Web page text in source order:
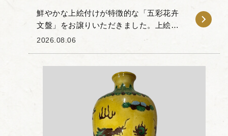
鮮やかな上絵付けが特徴的な「五彩花卉
文盤」をお譲りいただきました。上絵付
けの色合いと器面全体の構成が魅力的な
2026.08.06